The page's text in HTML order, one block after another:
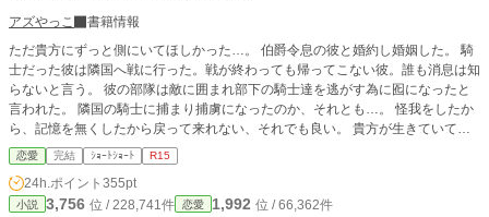
アズやっこ
書籍情報
ただ貴方にずっと側にいてほしかった…。 伯爵令息の彼と婚約し婚姻した。 騎
士だった彼は隣国へ戦に行った。戦が終わっても帰ってこない彼。誰も消息は知
らないと言う。 彼の部隊は敵に囲まれ部下の騎士達を逃がす為に囮になったと
言われた。 隣国の騎士に捕まり捕虜になったのか、それとも…。 怪我をしたか
ら、記憶を無くしたから戻って来れない、それでも良い。 貴方が生きていてく
れれば。 ❈ 作者独自の世界観です。
恋愛 完結 ｼｮｰﾄｼｮｰﾄ R15
24h.ポイント 355pt
小説 3,756 位 / 228,741件 恋愛 1,992 位 / 66,362件